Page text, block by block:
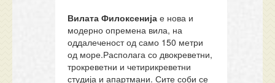
Вилата Филоксенија е нова и
модерно опремена вила, на
оддалеченост од само 150 метри
од море.Располага со двокреветни,
трокреветни и четирикреветни
студија и апартмани. Сите соби се